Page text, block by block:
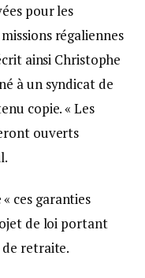
pour les
régaliennes
ainsi Christophe
à un syndicat de
copie. « Les
ouverts
ces garanties
de loi portant
de retraite.